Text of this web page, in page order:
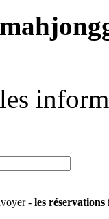
- les réservations